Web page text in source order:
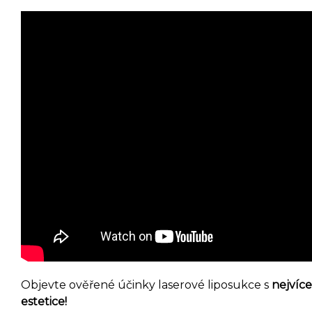
Objevte ověřené účinky laserové liposukce s
estetice!